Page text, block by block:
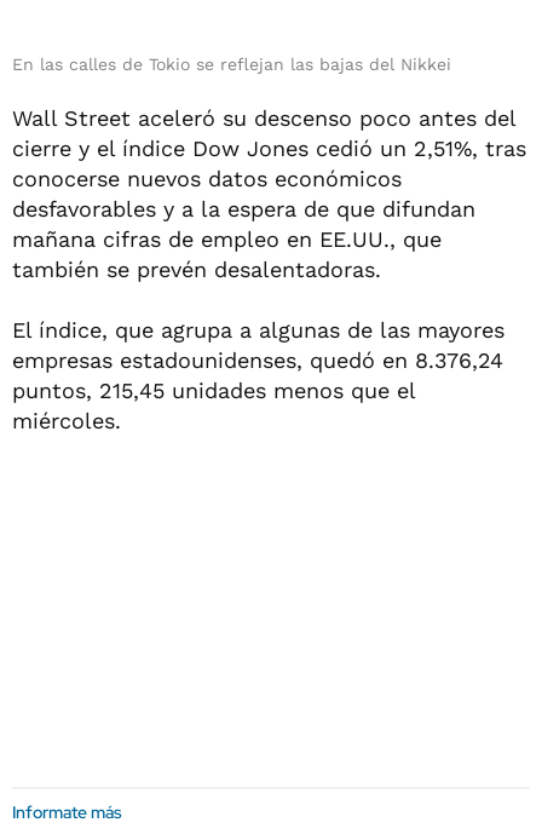
En las calles de Tokio se reflejan las bajas del Nikkei
Wall Street aceleró su descenso poco antes del
cierre y el índice Dow Jones cedió un 2,51%, tras
conocerse nuevos datos económicos
desfavorables y a la espera de que difundan
mañana cifras de empleo en EE.UU., que
también se prevén desalentadoras.
El índice, que agrupa a algunas de las mayores
empresas estadounidenses, quedó en 8.376,24
puntos, 215,45 unidades menos que el
miércoles.
Informate más